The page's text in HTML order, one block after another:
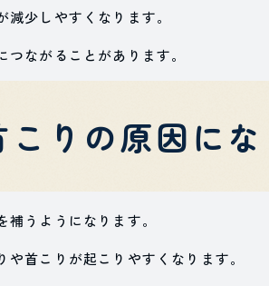
少しやすくなります。
ながることがあります。
こりの原因に
うようになります。
首こりが起こりやすくなります。